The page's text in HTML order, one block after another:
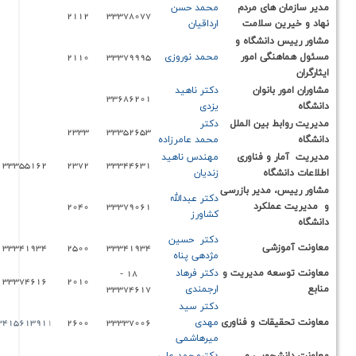
مردم
محمد حسن
ارداقیان
33378077
2112
و
امور
محمد نوروزی 33379995
2110
دکتر ناهید
یزدی
33686201
الملل
دکتر
محمد عامرزاده
33352653
فناوری
مهندس ناهید
زندیان
33344631
2372
33355162
بازرسی
دکترعبدالله
کشاورز
33379061
دکتر
حسین
مژدهی پناه
33341934
2500
33341934
مدیریت و دکتر فرهاد
18 -
33374617
33374616
و فناوریمهدی
33337006
3415613911